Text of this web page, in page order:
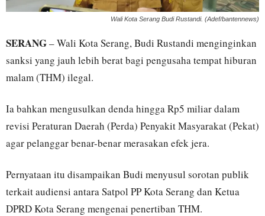
Wali Kota Serang Budi Rustandi. (Adef/bantennews)
SERANG– Wali Kota Serang, Budi Rustandi menginginkan
sanksi yang jauh lebih berat bagi pengusaha tempat hiburan
malam (THM) ilegal.
Ia bahkan mengusulkan denda hingga Rp5 miliar dalam
revisi Peraturan Daerah (Perda) Penyakit Masyarakat (Pekat)
agar pelanggar benar-benar merasakan efek jera.
Pernyataan itu disampaikan Budi menyusul sorotan publik
terkait audiensi antara Satpol PP Kota Serang dan Ketua
DPRD Kota Serang mengenai penertiban THM.